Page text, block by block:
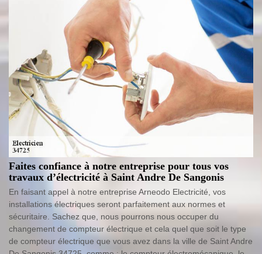
Faites confiance à notre entreprise pour tous vos
travaux d’électricité à Saint Andre De Sangonis
En faisant appel à notre entreprise Arneodo Electricité, vos
installations électriques seront parfaitement aux normes et
sécuritaire. Sachez que, nous pourrons nous occuper du
changement de compteur électrique et cela quel que soit le type
de compteur électrique que vous avez dans la ville de Saint Andre